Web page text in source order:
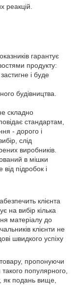
реакцій.
гарантує
продукту:
і буде
будівництва.
складно
стандартам,
- дорого і
слід
виробників.
в мішки
підробок і
клієнта
на вибір кілька
матеріалу до
клієнти не
швидкого успіху
пропонуючи
такого популярного,
як подань вище,